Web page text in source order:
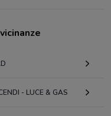
- LUCE & GAS